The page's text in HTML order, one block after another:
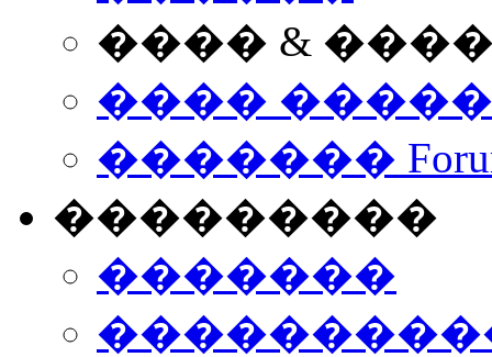
���� &
����
�������
���������
�������